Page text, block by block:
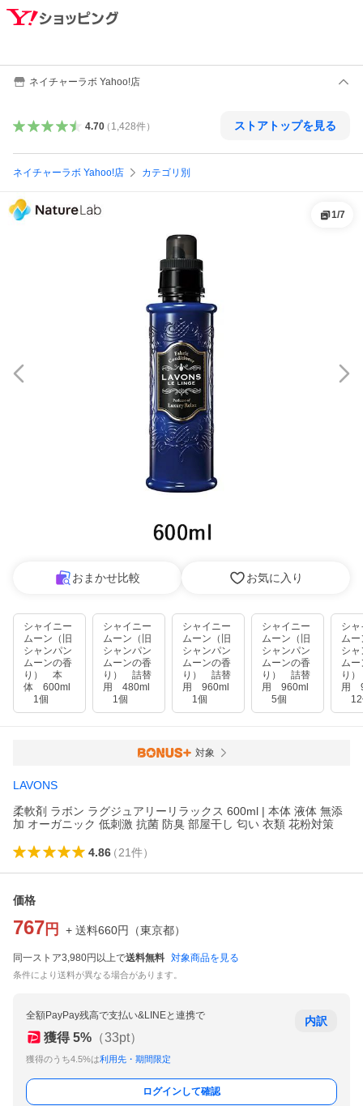
ネイチャーラボ Yahoo!店
4.70（ 1,428件） ストアトップを見る
ネイチャーラボ Yahoo!店 カテゴリ別
1/7
おまかせ比較 お気に入り
シャイニー
ムーン（旧
シャンパン
ムーンの香
り） 本
体 600ml
1個
シャイニー
ムーン（旧
シャンパン
ムーンの香
り） 詰替
用 480ml
1個
シャイニー
ムーン（旧
シャンパン
ムーンの香
り） 詰替
用 960ml
1個
シャイニー
ムーン（旧
シャンパン
ムーンの香
り） 詰替
用 960ml
5個
シャ
ムー
シャ
ムー
り
用
12
対象
LAVONS
柔軟剤 ラボン ラグジュアリーリラックス 600ml | 本体 液体 無添
加 オーガニック 低刺激 抗菌 防臭 部屋干し 匂い 衣類 花粉対策
4.86（21件）
価格
767 円 + 送料660円 （東京都）
同一ストア3,980円以上で送料無料 対象商品を見る
条件により送料が異なる場合があります。
全額PayPay残高で支払い&LINEと連携で
獲得 5% （33pt）
獲得のうち4.5%は利用先・期間限定
内訳
ログインして確認